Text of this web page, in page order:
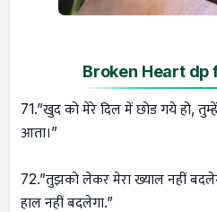
Broken Heart dp
71.”खुद को मेरे दिल में छोड गये हो,
आता।”
72.”तुझको लेकर मेरा ख्याल नहीं
हाल नहीं बदलेगा.”